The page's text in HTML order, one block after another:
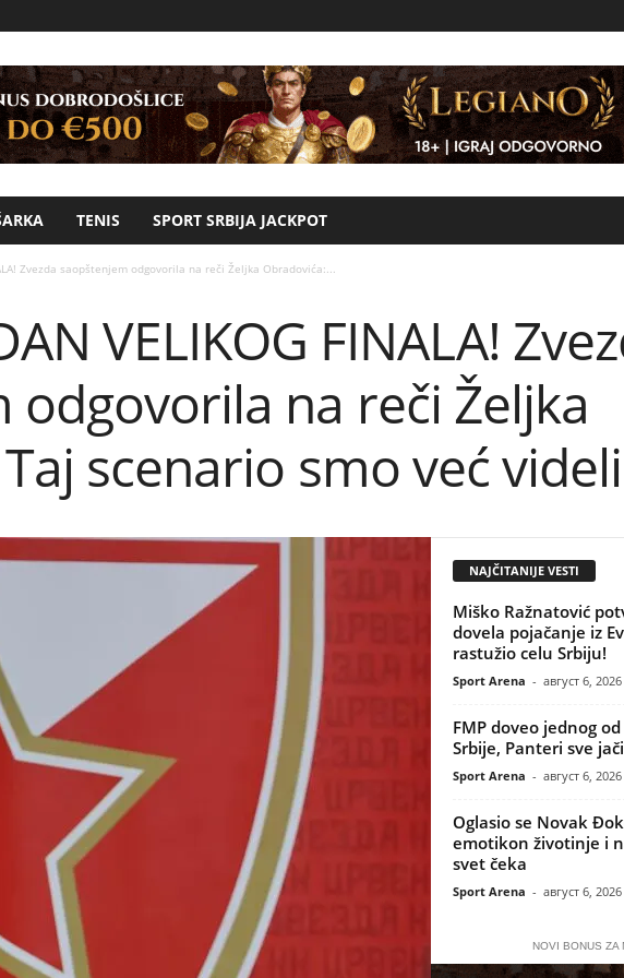
TENIS SPORT SRBIJA JACKPOT
Zvezda saopštenjem odgovorila na reči Željka Obradovića:...
VELIKOG FINALA!
odgovorila na reči Željka
scenario smo već
NAJČITANIJE VESTI
Miško Ražnatović
dovela pojačanje iz
rastužio celu Srbiju!
Sport Arena - август 6, 2026
FMP doveo jednog
Srbije, Panteri sve
Sport Arena - август 6, 2026
Oglasio se Novak
emotikon životinje i
svet čeka
Sport Arena - август 6, 2026
NOVI BONUS ZA